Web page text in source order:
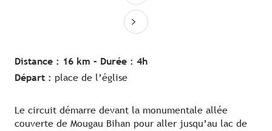
Distance : 16 km – Durée : 4h
Départ : place de l’église
Le circuit démarre devant la monumentale allée
couverte de Mougau Bihan pour aller jusqu’au lac de